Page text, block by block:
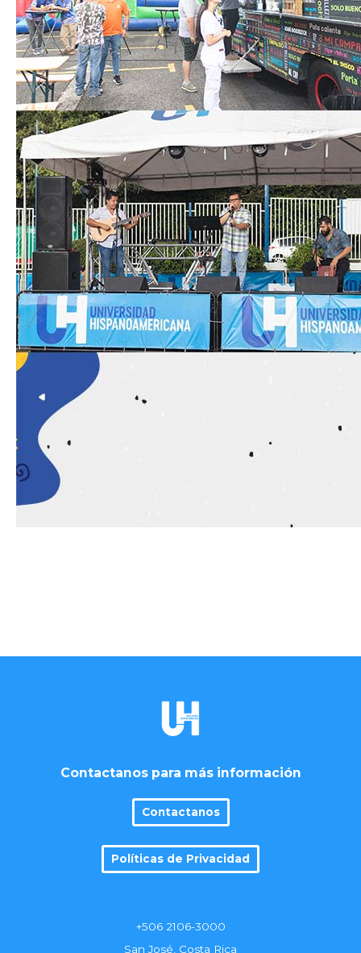
Contactanos para más información
Contactanos
Políticas de Privacidad
+506 2106-3000
San José, Costa Rica